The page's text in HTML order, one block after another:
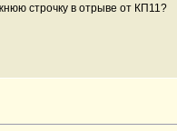
строчку в отрыве от КП11?